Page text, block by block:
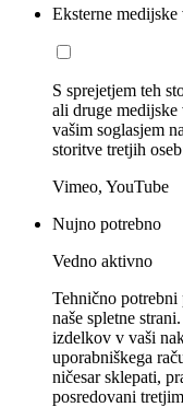
Eksterne medijske
S sprejetjem teh
ali druge
vašim soglasjem
storitve tretjih
Vimeo, YouTube
Nujno potrebno
Vedno aktivno
Tehnično
naše spletne
izdelkov v vaši
uporabniškega
ničesar sklepati,
posredovani